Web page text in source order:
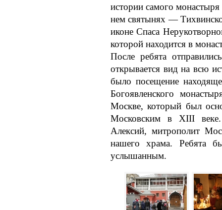
истории самого
нем святынях —
иконе Спаса
которой находится в
После ребята
открывается вид на всю
было посещение
Богоявленского
Москве, который был
Московским в XIII веке.
Алексий, митрополит
нашего храма. Ребята
услышанным.